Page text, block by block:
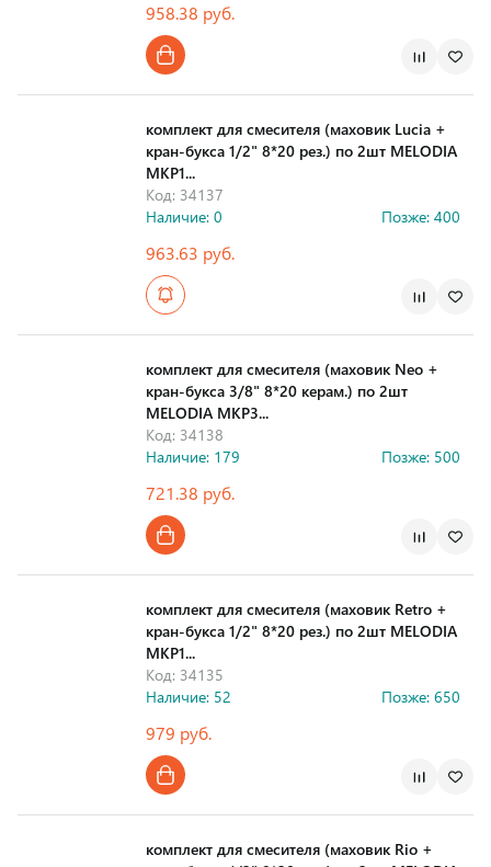
958.38 руб.
комплект для смесителя (маховик Lucia +
кран-букса 1/2" 8*20 рез.) по 2шт MELODIA
MKP1...
Код: 34137
Наличие: 0
Позже: 400
963.63 руб.
комплект для смесителя (маховик Neo +
кран-букса 3/8" 8*20 керам.) по 2шт
MELODIA MKP3...
Код: 34138
Наличие: 179
Позже: 500
721.38 руб.
комплект для смесителя (маховик Retro +
кран-букса 1/2" 8*20 рез.) по 2шт MELODIA
MKP1...
Код: 34135
Наличие: 52
Позже: 650
979 руб.
комплект для смесителя (маховик Rio +